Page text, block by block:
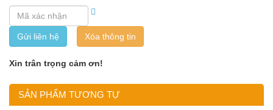
Gửi liên hệ
Xin trân trọng cảm ơn!
SẢN PHẨM TƯƠNG TỰ